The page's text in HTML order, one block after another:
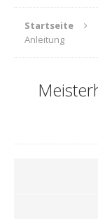
Startseite
Anleitung